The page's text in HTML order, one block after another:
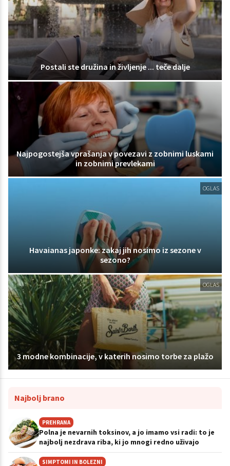
Postali ste družina in življenje ... teče dalje
Najpogostejša vprašanja v povezavi z zobnimi luskami
in zobnimi prevlekami
OGLAS
Havaianas japonke: zakaj jih nosimo iz sezone v
sezono?
OGLAS
3 modne kombinacije, v katerih nosimo torbe za plažo
Najbolj brano
PREHRANA
Polna je nevarnih toksinov, a jo imamo vsi radi: to je
najbolj nezdrava riba, ki jo mnogi redno uživajo
SIMPTOMI IN BOLEZNI